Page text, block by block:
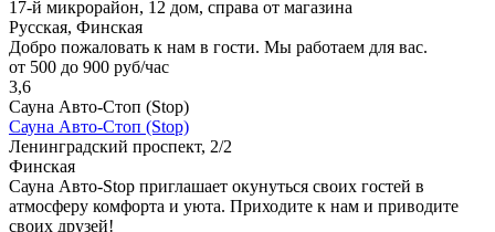
17-й микрорайон, 12 дом, справа от магазина
Русская, Финская
Добро пожаловать к нам в гости. Мы работаем для вас.
от 500 до 900 руб/час
3,6
Сауна Авто-Стоп (Stop)
Сауна Авто-Стоп (Stop)
Ленинградский проспект, 2/2
Финская
Сауна Авто-Stop приглашает окунуться своих гостей в
атмосферу комфорта и уюта. Приходите к нам и приводите
своих друзей!